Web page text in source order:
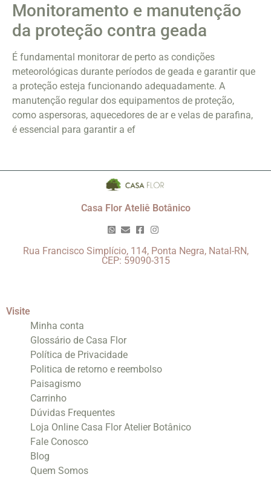
Monitoramento e manutenção
da proteção contra geada
É fundamental monitorar de perto as condições
meteorológicas durante períodos de geada e garantir que
a proteção esteja funcionando adequadamente. A
manutenção regular dos equipamentos de proteção,
como aspersoras, aquecedores de ar e velas de parafina,
é essencial para garantir a ef
Casa Flor Ateliê Botânico
Rua Francisco Simplício, 114, Ponta Negra, Natal-RN,
CEP: 59090-315
Visite
Minha conta
Glossário de Casa Flor
Política de Privacidade
Politica de retorno e reembolso
Paisagismo
Carrinho
Dúvidas Frequentes
Loja Online Casa Flor Atelier Botânico
Fale Conosco
Blog
Quem Somos